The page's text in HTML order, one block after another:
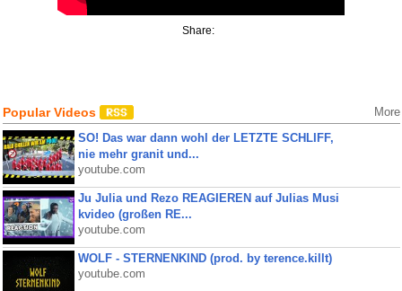
Share:
Popular Videos More
SO! Das war dann wohl der LETZTE SCHLIFF,
nie mehr granit und...
youtube.com
Ju Julia und Rezo REAGIEREN auf Julias Musi
kvideo (großen RE...
youtube.com
WOLF - STERNENKIND (prod. by terence.killt)
youtube.com